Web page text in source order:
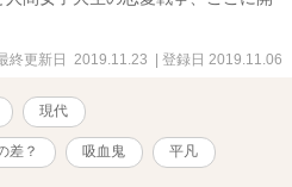
終更新日 2019.11.23 | 登録日 2019.11.06
現代
差？ 吸血鬼 平凡